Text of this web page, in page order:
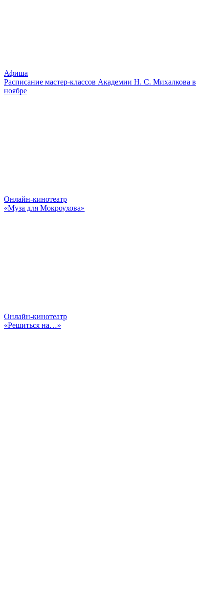
Афиша
Расписание мастер-классов Академии Н. С. Михалкова в
ноябре
Онлайн-кинотеатр
«Муза для Мокроухова»
Онлайн-кинотеатр
«Решиться на…»